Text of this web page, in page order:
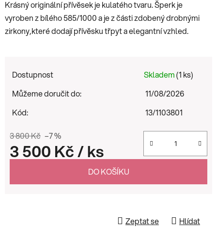
Krásný originální přívěsek je kulatého tvaru. Šperk je
vyroben z bílého 585/1000 a je z části zdobený drobnými
zirkony,které dodají přívěsku třpyt a elegantní vzhled.
Dostupnost Skladem(1 ks)
Můžeme doručit do:
11/08/2026
Kód:
13/1103801
3 800 Kč –7 %
3 500 Kč/ ks
DO KOŠÍKU
Zeptat se Hlídat